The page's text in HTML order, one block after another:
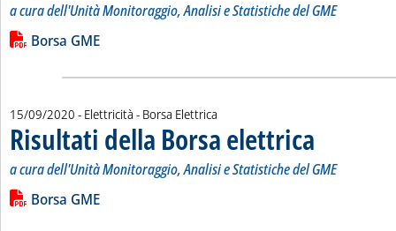
a cura dell'Unità Monitoraggio, Analisi e Statistiche del GME
Leggi tutta la notizia: 'Risultati della Borsa elettrica'
Lista allegati PDF alla notizia
Borsa GME
15/09/2020 - Elettricità - Borsa Elettrica
Risultati della Borsa elettrica
a cura dell'Unità Monitoraggio, Analisi e Statistiche del GME
Leggi tutta la notizia: 'Risultati della Borsa elettrica'
Lista allegati PDF alla notizia
Borsa GME